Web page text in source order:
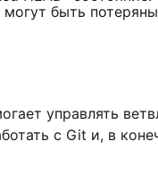
быть
управлять
с Git и, в